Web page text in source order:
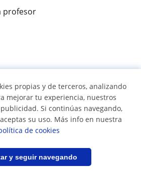
profesor
de alumnos
propias y de terceros, analizando
mejorar tu experiencia, nuestros
Si continúas navegando,
su uso. Más info en nuestra
de cookies
y seguir navegando